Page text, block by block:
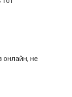
онлайн, не